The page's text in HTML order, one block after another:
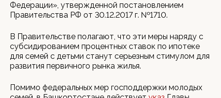
Федерации», утвержденной постановлением
Правительства РФ от 30.12.2017 г. №1710.
В Правительстве полагают, что эти меры наряду с
субсидированием процентных ставок по ипотеке
для семей с детьми станут серьезным стимулом для
развития первичного рынка жилья.
Помимо федеральных мер господдержки молодых